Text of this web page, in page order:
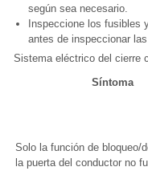
según sea necesario.
Inspeccione los fusibles
antes de inspeccionar
Sistema eléctrico del cierre
Síntoma
Solo la función de bloqueo/
la puerta del conductor no